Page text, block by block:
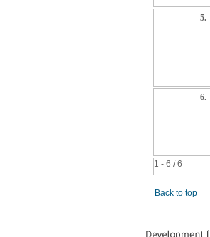
1 - 6 / 6
5.
6.
Back to top